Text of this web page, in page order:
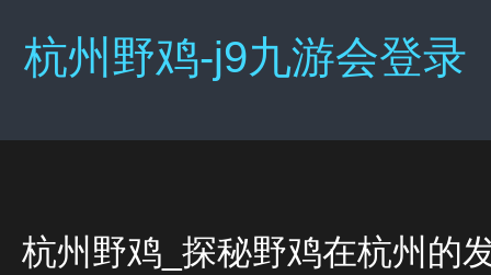
杭州野鸡-j9九游会登录
杭州野鸡_探秘野鸡在杭州的